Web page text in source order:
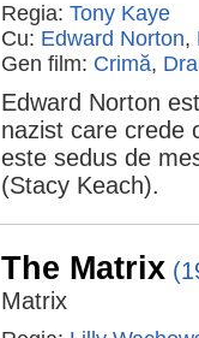
Regia: Tony Kaye
Cu: Edward Norton,
Gen film: Crimă,
Edward Norton
nazist care crede
este sedus de
(Stacy Keach).
The Matrix
Matrix